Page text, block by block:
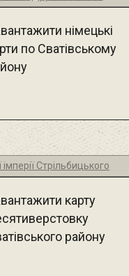
німецькі
по Сватівському
Стрільбицького
карту
району